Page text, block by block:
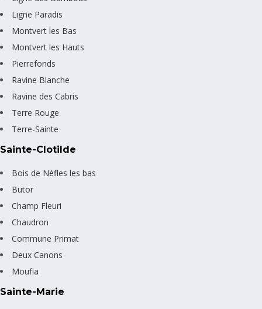
Ligne Paradis
Montvert les Bas
Montvert les Hauts
Pierrefonds
Ravine Blanche
Ravine des Cabris
Terre Rouge
Terre-Sainte
Sainte-Clotilde
Bois de Nèfles les bas
Butor
Champ Fleuri
Chaudron
Commune Primat
Deux Canons
Moufia
Sainte-Marie